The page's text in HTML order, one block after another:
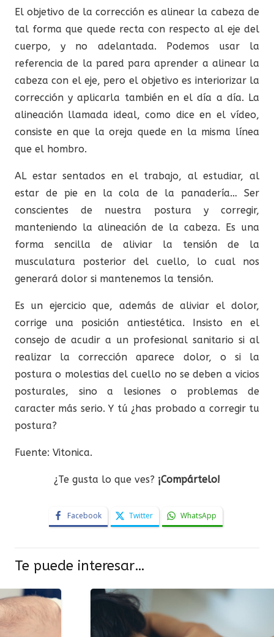
El objetivo de la corrección es alinear la cabeza de
tal forma que quede recta con respecto al eje del
cuerpo, y no adelantada. Podemos usar la
referencia de la pared para aprender a alinear la
cabeza con el eje, pero el objetivo es interiorizar la
corrección y aplicarla también en el día a día. La
alineación llamada ideal, como dice en el vídeo,
consiste en que la oreja quede en la misma línea
que el hombro.
AL estar sentados en el trabajo, al estudiar, al
estar de pie en la cola de la panadería… Ser
conscientes de nuestra postura y corregir,
manteniendo la alineación de la cabeza. Es una
forma sencilla de aliviar la tensión de la
musculatura posterior del cuello, lo cual nos
generará dolor si mantenemos la tensión.
Es un ejercicio que, además de aliviar el dolor,
corrige una posición antiestética. Insisto en el
consejo de acudir a un profesional sanitario si al
realizar la corrección aparece dolor, o si la
postura o molestias del cuello no se deben a vicios
posturales, sino a lesiones o problemas de
caracter más serio. Y tú ¿has probado a corregir tu
postura?
Fuente: Vitonica.
¿Te gusta lo que ves? ¡Compártelo!
Facebook Twitter WhatsApp
Te puede interesar…